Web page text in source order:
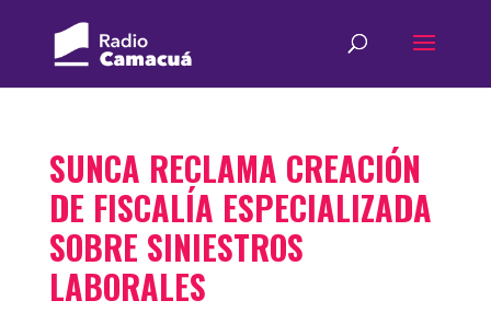
SUNCA RECLAMA CREACIÓN
DE FISCALÍA ESPECIALIZADA
SOBRE SINIESTROS
LABORALES